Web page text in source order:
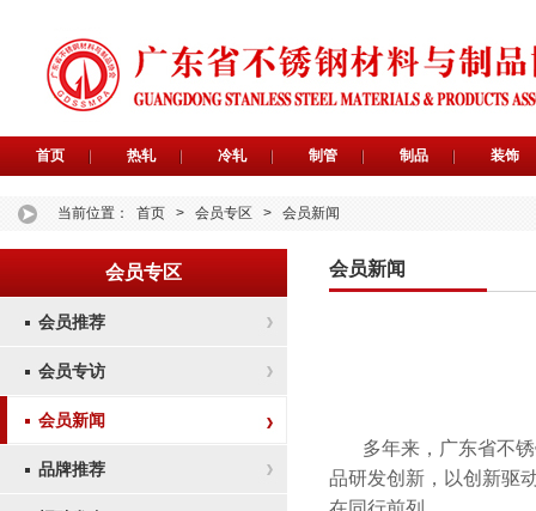
首页 热轧 冷轧 制管 制品 装饰
当前位置： 首页 > 会员专区 > 会员新闻
会员专区
会员推荐
会员专访
会员新闻
品牌推荐
会员新闻
多年来，广东省不
品研发创新，以创新驱